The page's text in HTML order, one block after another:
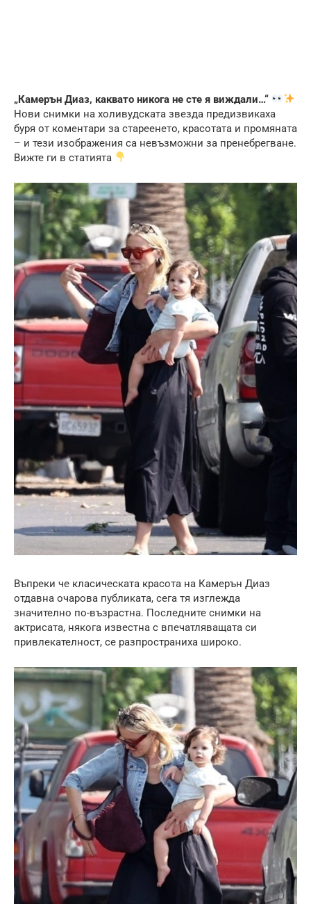
„Камерън Диаз, каквато никога не сте я виждали…“
Нови снимки на холивудската звезда предизвикаха
буря от коментари за стареенето, красотата и промяната
– и тези изображения са невъзможни за пренебрегване.
Вижте ги в статията
Въпреки че класическата красота на Камерън Диаз
отдавна очарова публиката, сега тя изглежда
значително по-възрастна. Последните снимки на
актрисата, някога известна с впечатляващата си
привлекателност, се разпространиха широко.